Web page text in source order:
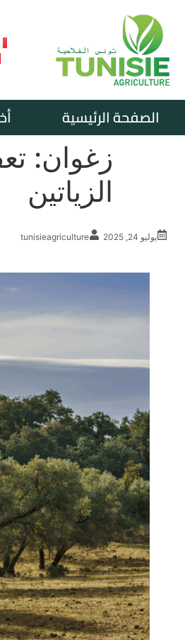
الصفحة الرئيسية
زغوان:
الزياتين
يوليو 24, 2025 tunisieagriculture